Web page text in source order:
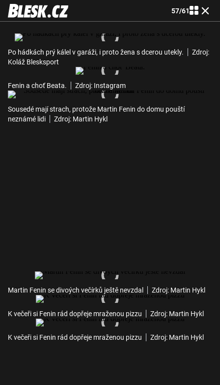
57/61
Po hádkách prý kálel v garáži, i proto žena s dcerou utekly.
Zdroj:
Koláž Blesksport
Fenin a choť Beata. Zdroj: Instagram
Sousedé mají strach, protože Martin Fenin do domu pouští
neznámé lidi
Zdroj: Martin Hykl
Martin Fenin se divoých večírků ještě nevzdal Zdroj: Martin Hykl
K večeři si Fenin rád dopřeje mraženou pizzu Zdroj: Martin Hykl
K večeři si Fenin rád dopřeje mraženou pizzu Zdroj: Martin Hykl